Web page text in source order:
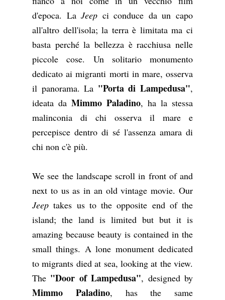
d'epoca. LaJeep ci conduce da un capo
all'altro dell'isola; la terra è limitata ma ci
basta perché la bellezza è racchiusa nelle
piccole cose. Un solitario monumento
dedicato ai migranti morti in mare, osserva
il panorama. La "Porta di Lampedusa",
ideata da Mimmo Paladino, ha la stessa
malinconia di chi osserva il mare e
percepisce dentro di sé l'assenza amara di
chi non c'è più.
We see the landscape scroll in front of and
next to us as in an old vintage movie. Our
Jeep takes us to the opposite end of the
island; the land is limited but but it is
amazing because beauty is contained in the
small things. A lone monument dedicated
to migrants died at sea, looking at the view.
The "Door of Lampedusa", designed by
Mimmo Paladino, has the same